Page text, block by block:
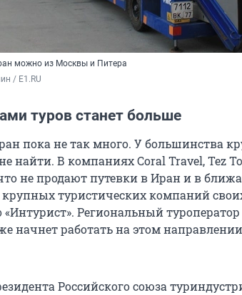
можно из Москвы и Питера
/ E1.RU
туров станет больше
пока не так много. У большинства
найти. В компаниях Coral Travel, Tez
что не продают путевки в Иран и в
туристических компаний
«Интурист». Региональный
начнет работать на этом
Российского союза